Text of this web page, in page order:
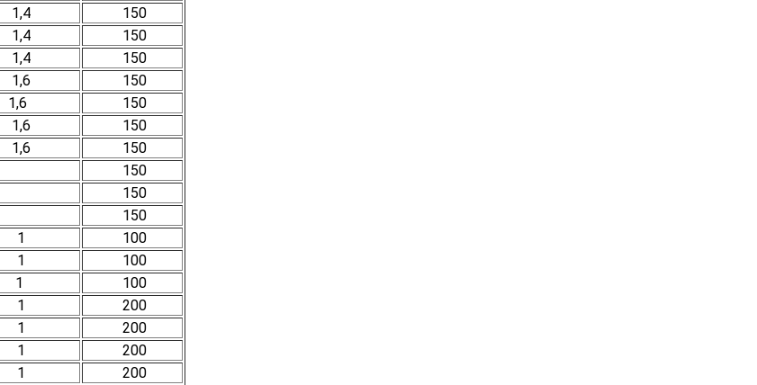
1,4
150
1,4
150
1,4
150
1,6
150
1,6
150
1,6
150
1,6
150
150
150
150
1
100
1
100
1
100
1
200
1
200
1
200
1
200